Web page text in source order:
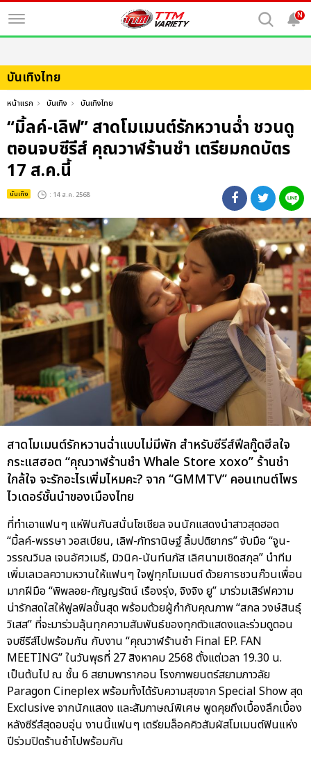
N
บันเทิงไทย
หน้าแรก บันเทิง บันเทิงไทย
“มิ้ลค์-เลิฟ” สาดโมเมนต์รักหวานฉ่ำ ชวนดู
ตอนจบซีรีส์ คุณวาฬร้านชำ เตรียมกดบัตร
17 ส.ค.นี้
บันเทิง : 14 ส.ค. 2568
สาดโมเมนต์รักหวานฉ่ำแบบไม่มีพัก สำหรับซีรีส์ฟีลกู๊ดฮีลใจ
กระแสฮอต “คุณวาฬร้านชำ Whale Store xoxo” ร้านชำ
ใกล้ใจ จะรักอะไรเพิ่มไหมคะ? จาก “GMMTV” คอนเทนต์โพร
ไวเดอร์ชั้นนำของเมืองไทย
ที่ทำเอาแฟนๆ แห่ฟินกันสนั่นโซเชียล จนนักแสดงนำสาวสุดฮอต
“มิ้ลค์-พรรษา วอสเบียน, เลิฟ-ภัทรานิษฐ์ ลิ้มปติยากร” จับมือ “จูน-
วรรณวิมล เจนอัศวเมธี, มิวนิค-นันท์นภัส เลิศนามเชิดสกุล” นำทีม
เพิ่มเลเวลความหวานให้แฟนๆ ใจฟูทุกโมเมนต์ ด้วยการชวนก๊วนเพื่อน
มากฝีมือ “พิพลอย-กัญญรัตน์ เรืองรุ่ง, จิงจิง ยู” มาร่วมเสิร์ฟความ
น่ารักสดใสให้ฟูลฟิลขั้นสุด พร้อมด้วยผู้กำกับคุณภาพ “สกล วงษ์สินธุ์
วิเสส” ที่จะมาร่วมลุ้นทุกความสัมพันธ์ของทุกตัวแสดงและร่วมดูตอน
จบซีรีส์ไปพร้อมกัน กับงาน “คุณวาฬร้านชำ Final EP. FAN
MEETING” ในวันพุธที่ 27 สิงหาคม 2568 ตั้งแต่เวลา 19.30 น.
เป็นต้นไป ณ ชั้น 6 สยามพารากอน โรงภาพยนตร์สยามภาวลัย
Paragon Cineplex พร้อมทั้งได้รับความสุขจาก Special Show สุด
Exclusive จากนักแสดง และสัมภาษณ์พิเศษ พูดคุยถึงเบื้องลึกเบื้อง
หลังซีรีส์สุดอบอุ่น งานนี้แฟนๆ เตรียมล็อคคิวสัมผัสโมเมนต์ฟินแห่ง
ปีร่วมปิดร้านชำไปพร้อมกัน